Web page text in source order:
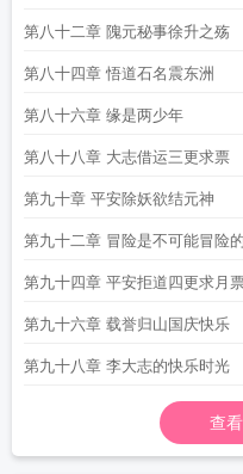
第八十二章 隗元秘事徐升之殇
第八十四章 悟道石名震东洲
第八十六章 缘是两少年
第八十八章 大志借运三更求票
第九十章 平安除妖欲结元神
第九十二章 冒险是不可能冒险的
第九十四章 平安拒道四更求月
第九十六章 载誉归山国庆快乐
第九十八章 李大志的快乐时光
查